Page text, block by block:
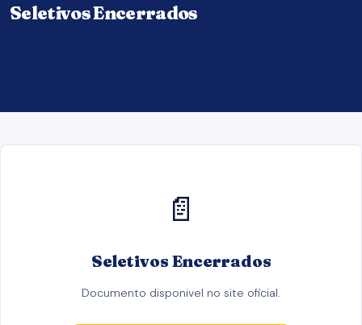
Seletivos Encerrados
📄
Seletivos Encerrados
Documento disponivel no site oficial.